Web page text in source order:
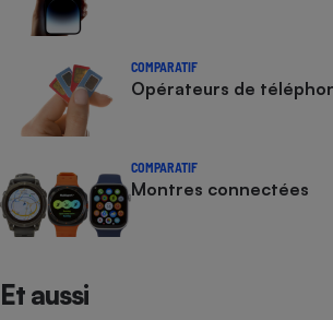
COMPARATIF
Opérateurs de
COMPARATIF
Montres connectées
Et aussi